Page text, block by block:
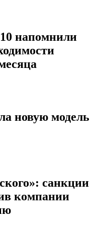
напомнили
новую модель
санкции
компании